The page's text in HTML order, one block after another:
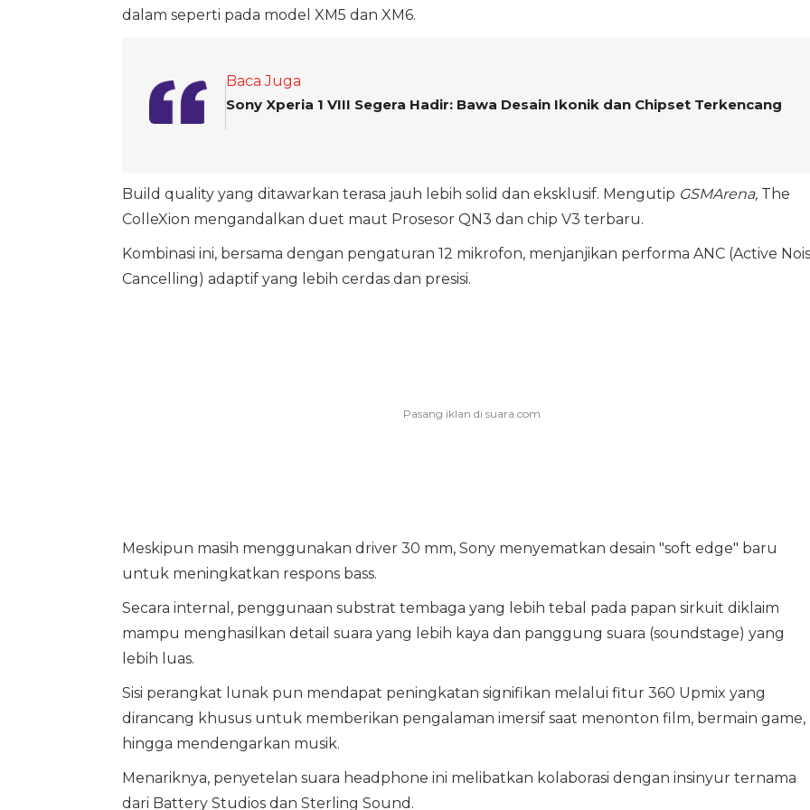
dalam seperti pada model XM5 dan XM6.
Baca Juga
Sony Xperia 1 VIII Segera Hadir: Bawa Desain Ikonik dan Chipset Terkencang
Build quality yang ditawarkan terasa jauh lebih solid dan eksklusif. Mengutip GSMArena,The
ColleXion mengandalkan duet maut Prosesor QN3 dan chip V3 terbaru.
Kombinasi ini, bersama dengan pengaturan 12 mikrofon, menjanjikan performa ANC (Active
Cancelling) adaptif yang lebih cerdas dan presisi.
Meskipun masih menggunakan driver 30 mm, Sony menyematkan desain "soft edge" baru
untuk meningkatkan respons bass.
Secara internal, penggunaan substrat tembaga yang lebih tebal pada papan sirkuit diklaim
mampu menghasilkan detail suara yang lebih kaya dan panggung suara (soundstage) yang
lebih luas.
Sisi perangkat lunak pun mendapat peningkatan signifikan melalui fitur 360 Upmix yang
dirancang khusus untuk memberikan pengalaman imersif saat menonton film, bermain game,
hingga mendengarkan musik.
Menariknya, penyetelan suara headphone ini melibatkan kolaborasi dengan insinyur ternama
dari Battery Studios dan Sterling Sound.